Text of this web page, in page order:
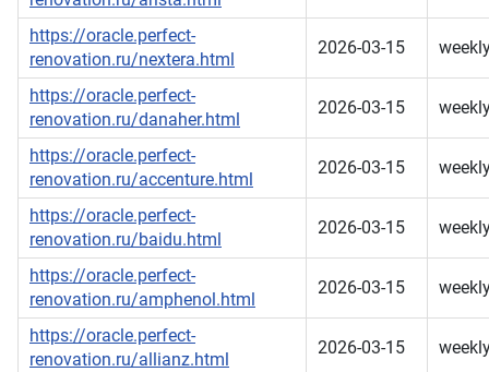
https://oracle.perfect-
renovation.ru/nextera.html
2026-03-15
https://oracle.perfect-
renovation.ru/danaher.html
2026-03-15
https://oracle.perfect-
renovation.ru/accenture.html
2026-03-15
https://oracle.perfect-
renovation.ru/baidu.html
2026-03-15
https://oracle.perfect-
renovation.ru/amphenol.html
2026-03-15
https://oracle.perfect-
renovation.ru/allianz.html
2026-03-15